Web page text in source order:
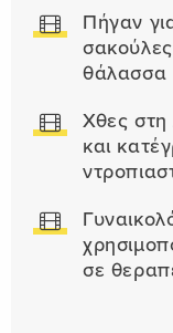
Πήγαν
θάλασσα
Χθες στη
και
σε